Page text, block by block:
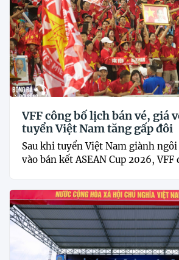
VFF công bố lịch bán vé, giá
tuyển Việt Nam tăng gấp đôi
Sau khi tuyển Việt Nam giành
vào bán kết ASEAN Cup 2026, VFF